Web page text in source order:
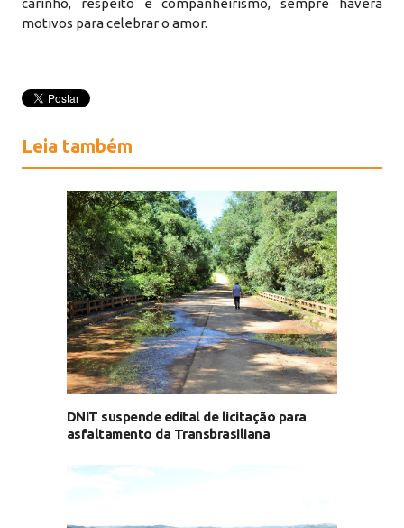
carinho, respeito e companheirismo, sempre haverá
motivos para celebrar o amor.
Leia também
DNIT suspende edital de licitação para
asfaltamento da Transbrasiliana